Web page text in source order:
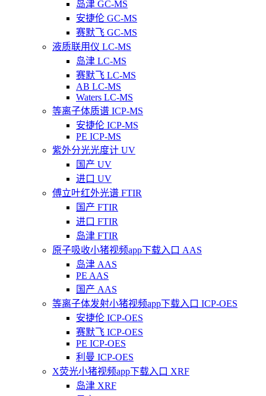
岛津 GC-MS
安捷伦 GC-MS
赛默飞 GC-MS
液质联用仪 LC-MS
岛津 LC-MS
赛默飞 LC-MS
AB LC-MS
Waters LC-MS
等离子体质谱 ICP-MS
安捷伦 ICP-MS
PE ICP-MS
紫外分光光度计 UV
国产 UV
进口 UV
傅立叶红外光谱 FTIR
国产 FTIR
进口 FTIR
岛津 FTIR
原子吸收小猪视频app下载入口 AAS
岛津 AAS
PE AAS
国产 AAS
等离子体发射小猪视频app下载入口 ICP-OES
安捷伦 ICP-OES
赛默飞 ICP-OES
PE ICP-OES
利曼 ICP-OES
X荧光小猪视频app下载入口 XRF
岛津 XRF